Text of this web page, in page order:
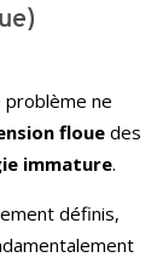
ne
floue des
immature.
définis,